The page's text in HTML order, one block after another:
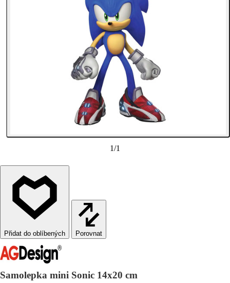
1/1
Porovnat
Samolepka mini Sonic 14x20 cm